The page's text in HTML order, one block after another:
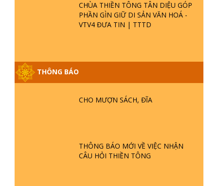
CHÙA THIỀN TÔNG TÂN DIỆU GÓP
PHẦN GÌN GIỮ DI SẢN VĂN HOÁ -
VTV4 ĐƯA TIN | TTTD
THÔNG BÁO
CHO MƯỢN SÁCH, ĐĨA
THÔNG BÁO MỚI VỀ VIỆC NHẬN
CÂU HỎI THIỀN TÔNG
HOA LÀ HỘI GÌ? TỬ VÌ ĐẠO
PHẬT GIỚI CÓ THỜI GIAN KHÔNG? |
TTTD